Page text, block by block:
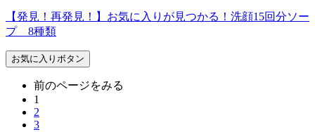
【発見！再発見！】お気に入りが見つかる！洗顔15回分ソー
プ 8種類
お気に入りボタン
前のページをみる
1
2
3